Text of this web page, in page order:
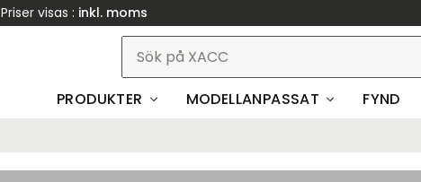
Priser visas inkl. moms
PRODUKTER MODELLANPASSAT FYND